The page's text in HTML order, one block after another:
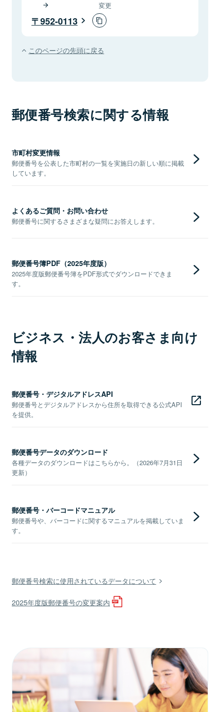
変更
952-0113
このページの先頭に戻る
郵便番号検索に関する情報
市町村変更情報
郵便番号を公表した市町村の一覧を実施日の新しい順に掲載
しています。
よくあるご質問・お問い合わせ
郵便番号に関するさまざまな疑問にお答えします。
郵便番号簿PDF（2025年度版）
2025年度版郵便番号簿をPDF形式でダウンロードできま
す。
ビジネス・法人のお客さま向け
情報
郵便番号・デジタルアドレスAPI
郵便番号とデジタルアドレスから住所を取得できる公式API
を提供。
郵便番号データのダウンロード
各種データのダウンロードはこちらから。（2026年7月31日
更新）
郵便番号・バーコードマニュアル
郵便番号や、バーコードに関するマニュアルを掲載していま
す。
郵便番号検索に使用されているデータについて
2025年度版郵便番号の変更案内